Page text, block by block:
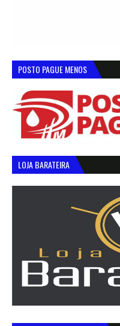
POSTO PAGUE MENOS
LOJA BARATEIRA